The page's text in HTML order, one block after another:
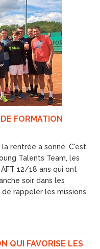
FORMATION
rentrée a sonné. C'est
Talents Team, les
12/18 ans qui ont
soir dans les
rappeler les missions
QUI FAVORISE LES